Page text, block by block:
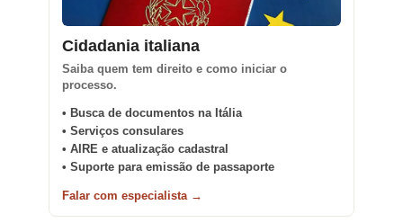
Cidadania italiana
Saiba quem tem direito e como iniciar o
processo.
• Busca de documentos na Itália
• Serviços consulares
• AIRE e atualização cadastral
• Suporte para emissão de passaporte
Falar com especialista →